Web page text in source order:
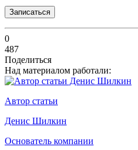
Записаться
0
487
Поделиться
Над материалом работали:
Автор статьи
Денис Шилкин
Основатель компании